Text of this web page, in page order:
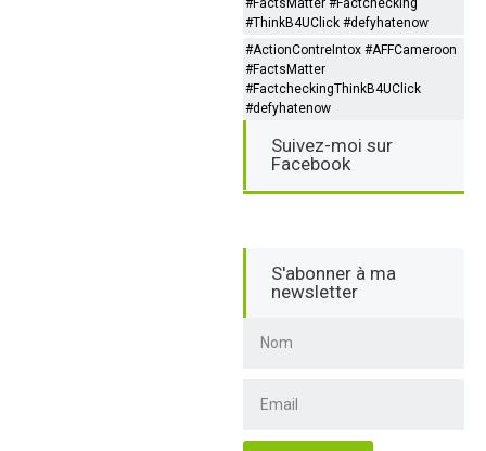
#FactsMatter #Factchecking
#ThinkB4UClick #defyhatenow
#ActionContreIntox #AFFCameroon
#FactsMatter
#FactcheckingThinkB4UClick
#defyhatenow
Suivez-moi sur
Facebook
S'abonner à ma
newsletter